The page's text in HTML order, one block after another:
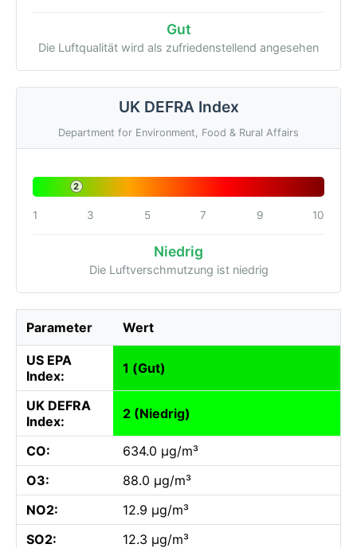
Gut
Die Luftqualität wird als zufriedenstellend angesehen
UK DEFRA Index
Department for Environment, Food & Rural Affairs
2
1 3 5 7 9 10
Niedrig
Die Luftverschmutzung ist niedrig
Parameter Wert
US EPA
Index:
1 (Gut)
UK DEFRA
Index:
2 (Niedrig)
CO:
634.0 µg/m³
O3:
88.0 µg/m³
NO2:
12.9 µg/m³
SO2:
12.3 µg/m³